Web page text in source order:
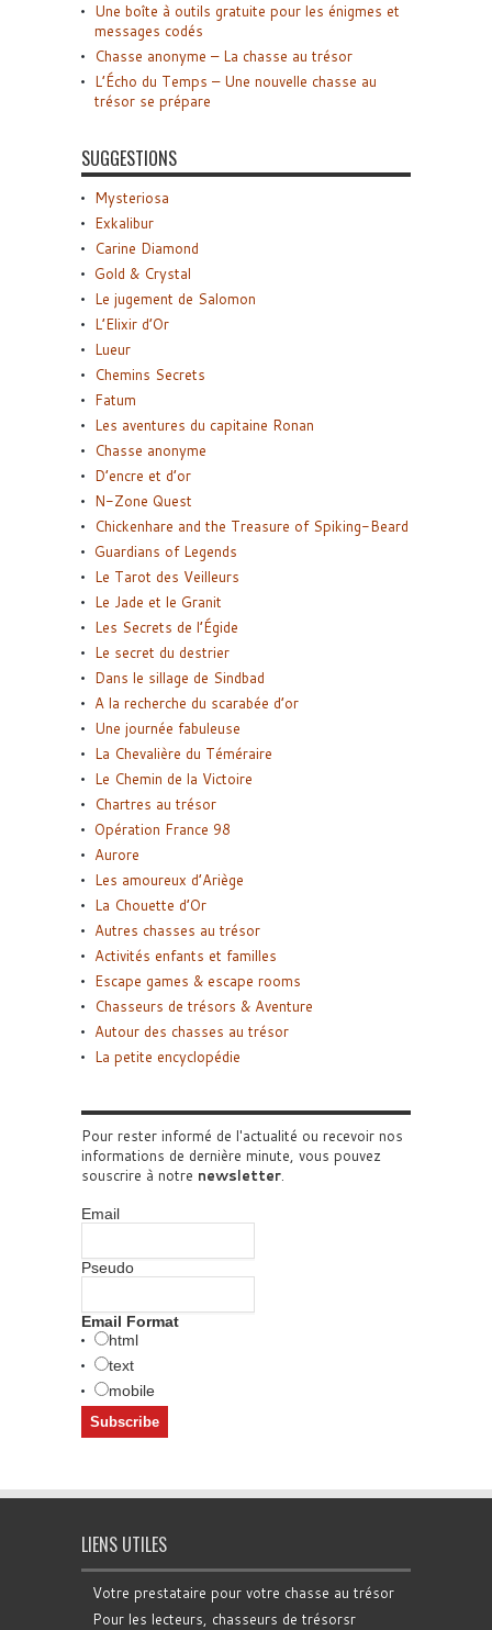
Une boîte à outils gratuite pour les énigmes et
messages codés
Chasse anonyme – La chasse au trésor
L’Écho du Temps – Une nouvelle chasse au
trésor se prépare
SUGGESTIONS
Mysteriosa
Exkalibur
Carine Diamond
Gold & Crystal
Le jugement de Salomon
L’Elixir d’Or
Lueur
Chemins Secrets
Fatum
Les aventures du capitaine Ronan
Chasse anonyme
D’encre et d’or
N-Zone Quest
Chickenhare and the Treasure of Spiking-Beard
Guardians of Legends
Le Tarot des Veilleurs
Le Jade et le Granit
Les Secrets de l’Égide
Le secret du destrier
Dans le sillage de Sindbad
A la recherche du scarabée d’or
Une journée fabuleuse
La Chevalière du Téméraire
Le Chemin de la Victoire
Chartres au trésor
Opération France 98
Aurore
Les amoureux d’Ariège
La Chouette d’Or
Autres chasses au trésor
Activités enfants et familles
Escape games & escape rooms
Chasseurs de trésors & Aventure
Autour des chasses au trésor
La petite encyclopédie
Pour rester informé de l'actualité ou recevoir nos
informations de dernière minute, vous pouvez
souscrire à notre newsletter.
Email
Pseudo
Email Format
html
text
mobile
LIENS UTILES
Votre prestataire pour votre chasse au trésor
Pour les lecteurs, chasseurs de trésorsr